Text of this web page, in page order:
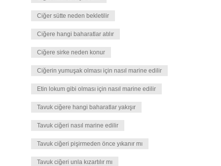
Ciğer sütte neden bekletilir
Ciğere hangi baharatlar atılır
Ciğere sirke neden konur
Ciğerin yumuşak olması için nasıl marine edilir
Etin lokum gibi olması için nasıl marine edilir
Tavuk ciğere hangi baharatlar yakışır
Tavuk ciğeri nasıl marine edilir
Tavuk ciğeri pişirmeden önce yıkanır mı
Tavuk ciğeri unla kızartılır mı